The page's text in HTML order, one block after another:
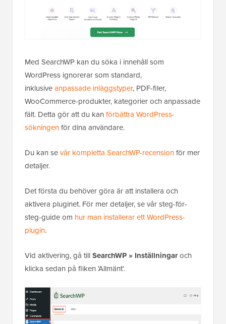
Med SearchWP kan du söka i innehåll som
WordPress ignorerar som standard,
inklusiveanpassade inläggstyper, PDF-filer,
WooCommerce-produkter, kategorier och anpassade
fält. Detta gör att du kan förbättra WordPress-
sökningenför dina användare.
Du kan sevår kompletta SearchWP-recensionför mer
detaljer.
Det första du behöver göra är att installera och
aktivera pluginet. För mer detaljer, se vår steg-för-
steg-guide om hur man installerar ett WordPress-
plugin.
Vid aktivering, gå tillSearchWP » Inställningaroch
klicka sedan på fliken 'Allmänt'.